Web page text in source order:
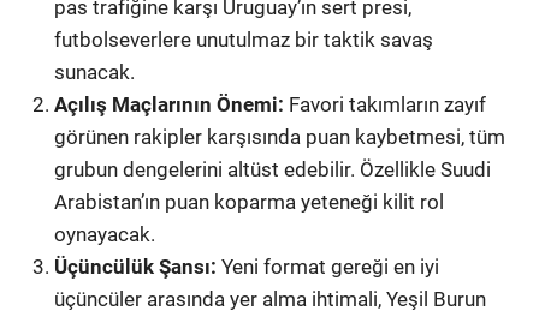
pas trafiğine karşı Uruguay’ın sert presi,
futbolseverlere unutulmaz bir taktik savaş
sunacak.
Açılış Maçlarının Önemi: Favori takımların zayıf
görünen rakipler karşısında puan kaybetmesi, tüm
grubun dengelerini altüst edebilir. Özellikle Suudi
Arabistan’ın puan koparma yeteneği kilit rol
oynayacak.
Üçüncülük Şansı: Yeni format gereği en iyi
üçüncüler arasında yer alma ihtimali, Yeşil Burun